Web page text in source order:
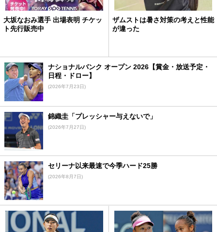
大坂なおみ選手 出場表明 チケッ
ト先行販売中
ザムストは暑さ対策の考えと性能
が違った
ナショナルバンク オープン 2026【賞金・放送予定・
日程・ドロー】
(2026年7月23日)
錦織圭「プレッシャー与えないで」
(2026年7月27日)
セリーナ以来最速で今季ハード25勝
(2026年8月7日)